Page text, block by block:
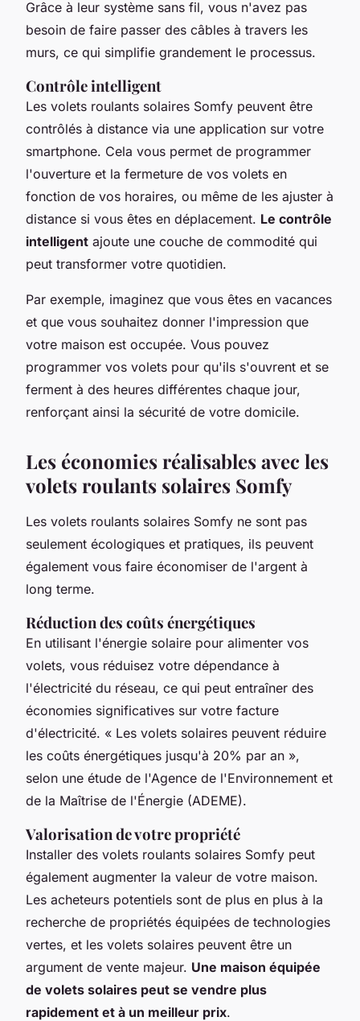
Grâce à leur système sans fil, vous n'avez pas
besoin de faire passer des câbles à travers les
murs, ce qui simplifie grandement le processus.
Contrôle intelligent
Les volets roulants solaires Somfy peuvent être
contrôlés à distance via une application sur votre
smartphone. Cela vous permet de programmer
l'ouverture et la fermeture de vos volets en
fonction de vos horaires, ou même de les ajuster à
distance si vous êtes en déplacement. Le contrôle
intelligent ajoute une couche de commodité qui
peut transformer votre quotidien.
Par exemple, imaginez que vous êtes en vacances
et que vous souhaitez donner l'impression que
votre maison est occupée. Vous pouvez
programmer vos volets pour qu'ils s'ouvrent et se
ferment à des heures différentes chaque jour,
renforçant ainsi la sécurité de votre domicile.
Les économies réalisables avec les
volets roulants solaires Somfy
Les volets roulants solaires Somfy ne sont pas
seulement écologiques et pratiques, ils peuvent
également vous faire économiser de l'argent à
long terme.
Réduction des coûts énergétiques
En utilisant l'énergie solaire pour alimenter vos
volets, vous réduisez votre dépendance à
l'électricité du réseau, ce qui peut entraîner des
économies significatives sur votre facture
d'électricité. « Les volets solaires peuvent réduire
les coûts énergétiques jusqu'à 20% par an »,
selon une étude de l'Agence de l'Environnement et
de la Maîtrise de l'Énergie (ADEME).
Valorisation de votre propriété
Installer des volets roulants solaires Somfy peut
également augmenter la valeur de votre maison.
Les acheteurs potentiels sont de plus en plus à la
recherche de propriétés équipées de technologies
vertes, et les volets solaires peuvent être un
argument de vente majeur. Une maison équipée
de volets solaires peut se vendre plus
rapidement et à un meilleur prix.